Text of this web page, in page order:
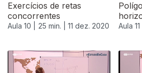
Exercícios de retas
concorrentes
Aula 10 | 25 min. | 11 dez. 2020 Aula 11 |